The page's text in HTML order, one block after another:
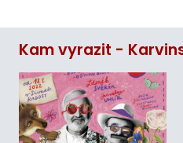
Kam vyrazit -